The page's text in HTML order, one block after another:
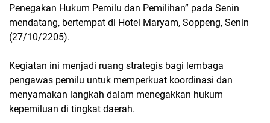
Penegakan Hukum Pemilu dan Pemilihan” pada Senin
mendatang, bertempat di Hotel Maryam, Soppeng, Senin
(27/10/2205).
Kegiatan ini menjadi ruang strategis bagi lembaga
pengawas pemilu untuk memperkuat koordinasi dan
menyamakan langkah dalam menegakkan hukum
kepemiluan di tingkat daerah.